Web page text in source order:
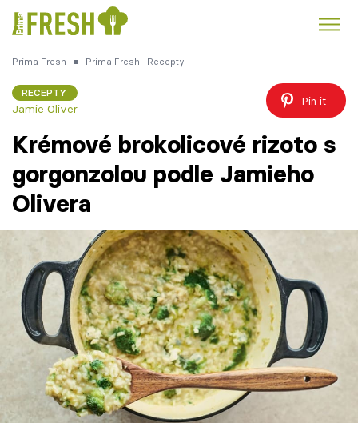
Česká kuchyně
Témata
Recepty
Články
TV Program
Škola vaření
Recepty z TV
Prima Fresh ■ Prima Fresh Recepty
RECEPTY
Jamie Oliver
Pin it
Krémové brokolicové rizoto s
gorgonzolou podle Jamieho
Olivera